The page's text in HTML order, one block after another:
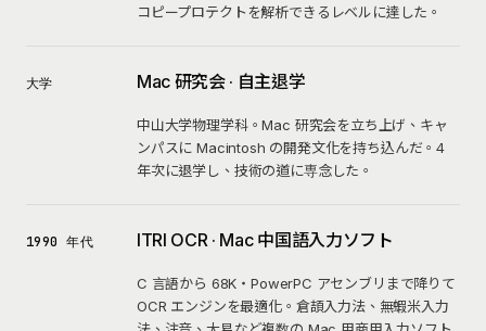
コピープロテクトを解析できるレベルに達した。
大学 Mac 研究会 · 自主退学
中山大学物理学科。Mac 研究会を立ち上げ、キャ
ンパスに Macintosh の開発文化を持ち込んだ。4
年次に退学し、技術の道に専念した。
1990 年代 ITRI OCR · Mac 中国語入力ソフト
C 言語から 68K・PowerPC アセンブリまで降りて
OCR エンジンを最適化。倉頡入力法、無蝦米入力